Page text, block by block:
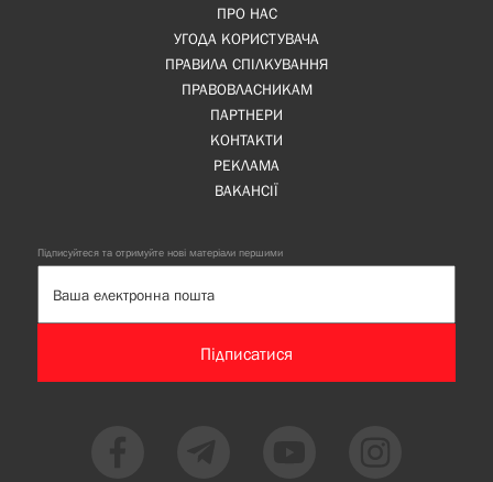
ПРО НАС
УГОДА КОРИСТУВАЧА
ПРАВИЛА СПІЛКУВАННЯ
ПРАВОВЛАСНИКАМ
ПАРТНЕРИ
КОНТАКТИ
РЕКЛАМА
ВАКАНСІЇ
Підписуйтеся та отримуйте нові матеріали першими
Підписатися